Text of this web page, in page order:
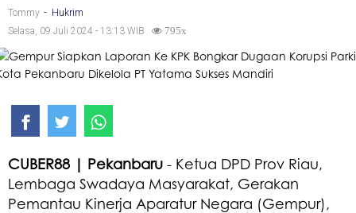
Tommy - Hukrim
Selasa, 09 Juli 2024 - 13:13 WIB
795x
CUBER88 | Pekanbaru - Ketua DPD Prov Riau,
Lembaga Swadaya Masyarakat, Gerakan
Pemantau Kinerja Aparatur Negara (Gempur),